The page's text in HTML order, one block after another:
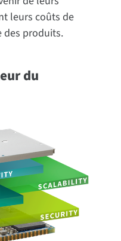
leurs coûts de
des produits.
du